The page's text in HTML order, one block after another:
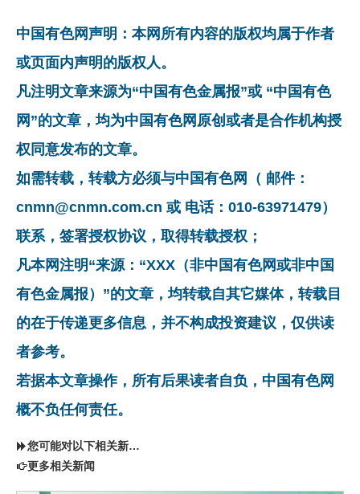
中国有色网声明：本网所有内容的版权均属于作者
或页面内声明的版权人。
凡注明文章来源为“中国有色金属报”或 “中国有色
网”的文章，均为中国有色网原创或者是合作机构授
权同意发布的文章。
如需转载，转载方必须与中国有色网（ 邮件：
cnmn@cnmn.com.cn 或 电话：010-63971479）
联系，签署授权协议，取得转载授权；
凡本网注明“来源：“XXX（非中国有色网或非中国
有色金属报）”的文章，均转载自其它媒体，转载目
的在于传递更多信息，并不构成投资建议，仅供读
者参考。
若据本文章操作，所有后果读者自负，中国有色网
概不负任何责任。
您可能对以下相关新闻同样感兴趣
更多相关新闻